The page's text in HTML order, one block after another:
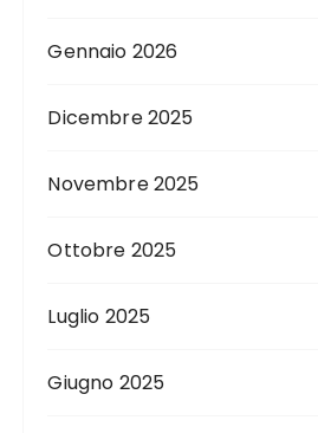
Gennaio 2026
Dicembre 2025
Novembre 2025
Ottobre 2025
Luglio 2025
Giugno 2025